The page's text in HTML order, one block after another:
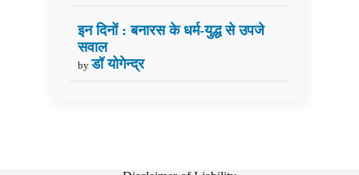
इन दिनों : बनारस के धर्म-युद्ध से उपजे
सवाल
by डॉ योगेन्द्र